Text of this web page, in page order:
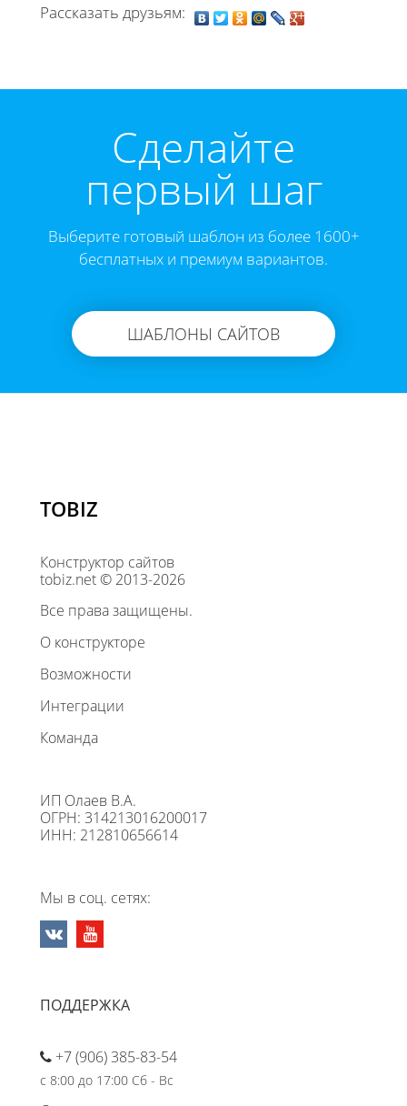
Рассказать друзьям:
Cделайте
первый шаг
Выберите готовый шаблон из более 1600+
бесплатных и премиум вариантов.
ШАБЛОНЫ САЙТОВ
TOBIZ
Конструктор сайтов
tobiz.net © 2013-2026
Все права защищены.
О конструкторе
Возможности
Интеграции
Команда
ИП Олаев В.А.
ОГРН: 314213016200017
ИНН: 212810656614
Мы в соц. сетях:
ПОДДЕРЖКА
+7 (906) 385-83-54
с 8:00 до 17:00 Сб - Вс